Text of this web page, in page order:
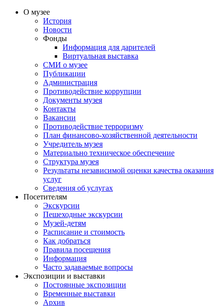
О музее
История
Новости
Фонды
Информация для дарителей
Виртуальная выставка
СМИ о музее
Публикации
Администрация
Противодействие коррупции
Документы музея
Контакты
Вакансии
Противодействие терроризму
План финансово-хозяйственной деятельности
Учредитель музея
Материально техническое обеспечение
Структура музея
Результаты независимой оценки качества оказания
услуг
Сведения об услугах
Посетителям
Экскурсии
Пешеходные экскурсии
Музей-детям
Расписание и стоимость
Как добраться
Правила посещения
Информация
Часто задаваемые вопросы
Экспозиции и выставки
Постоянные экспозиции
Временные выставки
Архив